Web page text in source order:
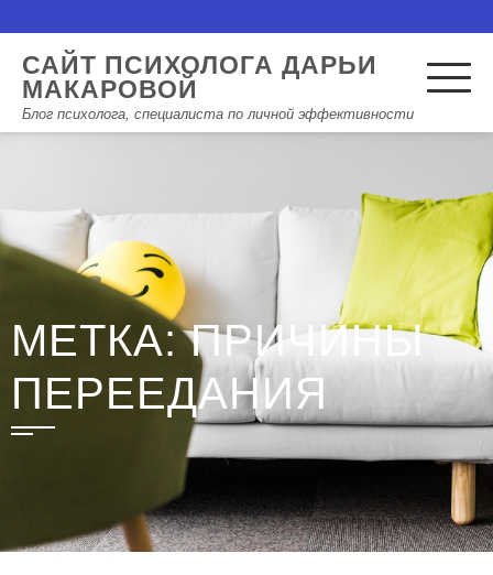
САЙТ ПСИХОЛОГА ДАРЬИ
МАКАРОВОЙ
Блог психолога, специалиста по личной эффективности
МЕТКА: ПРИЧИНЫ
ПЕРЕЕДАНИЯ